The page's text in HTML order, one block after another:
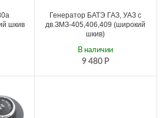
шкив
Генератор БАТЭ ГАЗ, УАЗ с
дв.ЗМЗ-405,406,409 (широкий
шкив)
9 480 Р
В наличии